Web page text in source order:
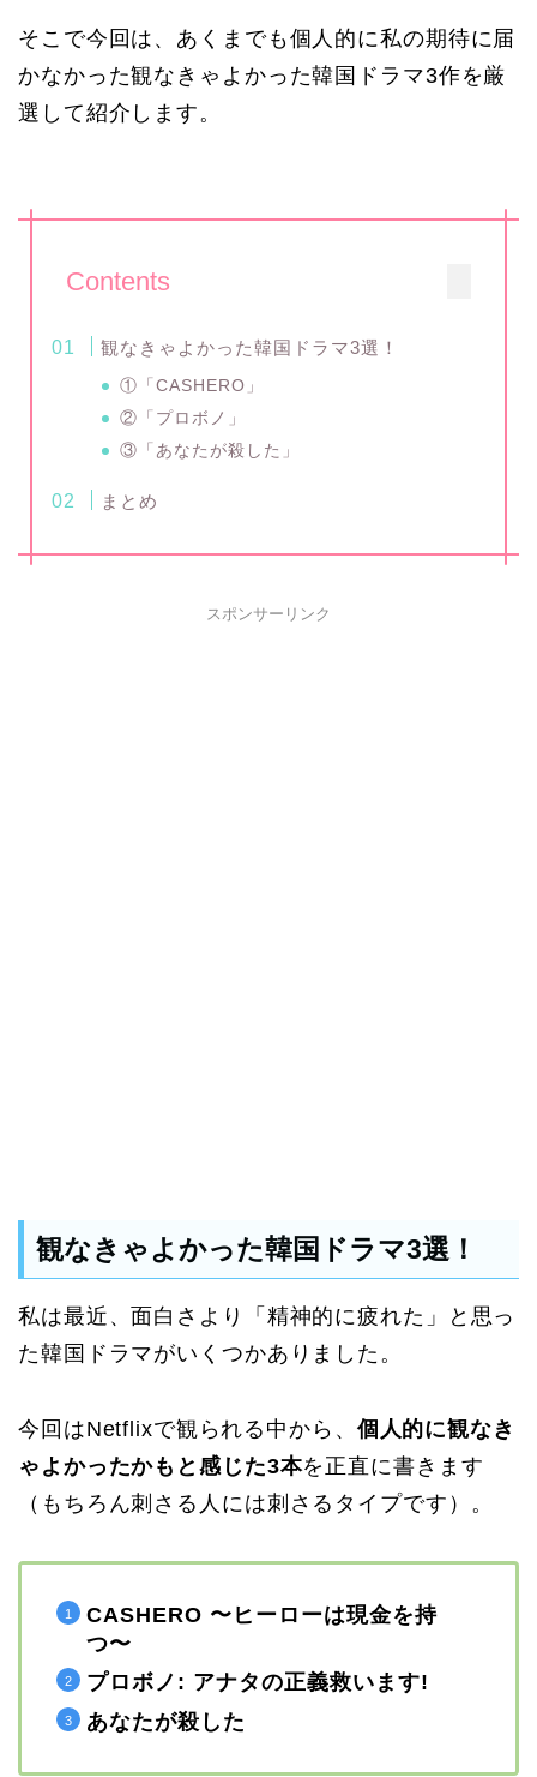
そこで今回は、あくまでも個人的に私の期待に届
かなかった観なきゃよかった韓国ドラマ3作を厳
選して紹介します。
Contents
観なきゃよかった韓国ドラマ3選！
①「CASHERO」
②「プロボノ」
③「あなたが殺した」
まとめ
スポンサーリンク
観なきゃよかった韓国ドラマ3選！
私は最近、面白さより「精神的に疲れた」と思っ
た韓国ドラマがいくつかありました。
今回はNetflixで観られる中から、 個人的に観なき
ゃよかったかもと感じた3本を正直に書きます
（もちろん刺さる人には刺さるタイプです）。
CASHERO 〜ヒーローは現金を持
つ〜
プロボノ: アナタの正義救います!
あなたが殺した